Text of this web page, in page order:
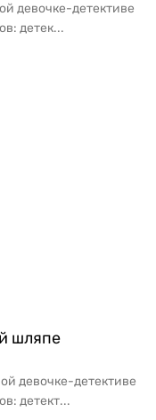
девочке-детективе
детек...
шляпе
девочке-детективе
детект...